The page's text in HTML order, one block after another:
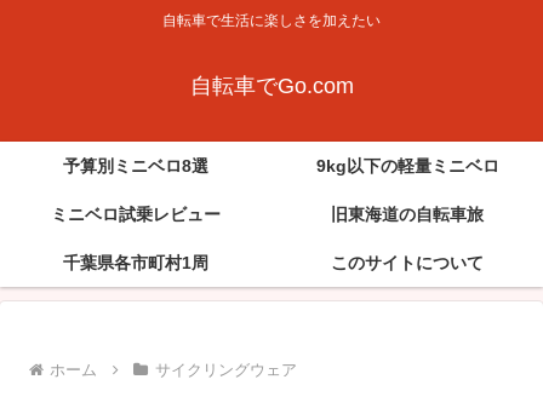
自転車で生活に楽しさを加えたい
自転車でGo.com
予算別ミニベロ8選 9kg以下の軽量ミニベロ
ミニベロ試乗レビュー 旧東海道の自転車旅
千葉県各市町村1周 このサイトについて
ホーム サイクリングウェア